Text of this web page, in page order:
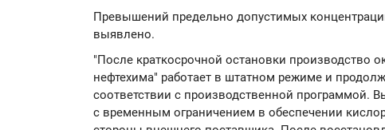
Превышений предельно допустимых
выявлено.
"После краткосрочной остановки производство
нефтехима" работает в штатном режиме и
соответствии с производственной программой.
с временным ограничением в обеспечении